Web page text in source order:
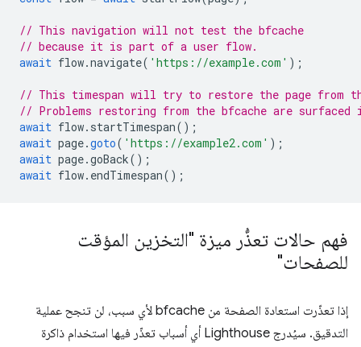
// This navigation will not test the bfcache
// because it is part of a user flow.
await flow.navigate( 'https://example.com' );
// This timespan will try to restore the page from
// Problems restoring from the bfcache are
await flow. startTimespan();
await page.goto( 'https://example2.com' );
await page.goBack();
await flow. endTimespan();
فهم حالات تعذُّر ميزة "التخزين المؤقت
للصفحات"
إذا تعذّرت استعادة الصفحة من bfcache لأي سبب، لن تنجح عملية
التدقيق. سيُدرج Lighthouse أي أسباب تعذّر فيها استخدام ذاكرة